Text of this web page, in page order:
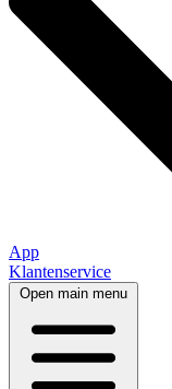
App
Klantenservice
Open main menu